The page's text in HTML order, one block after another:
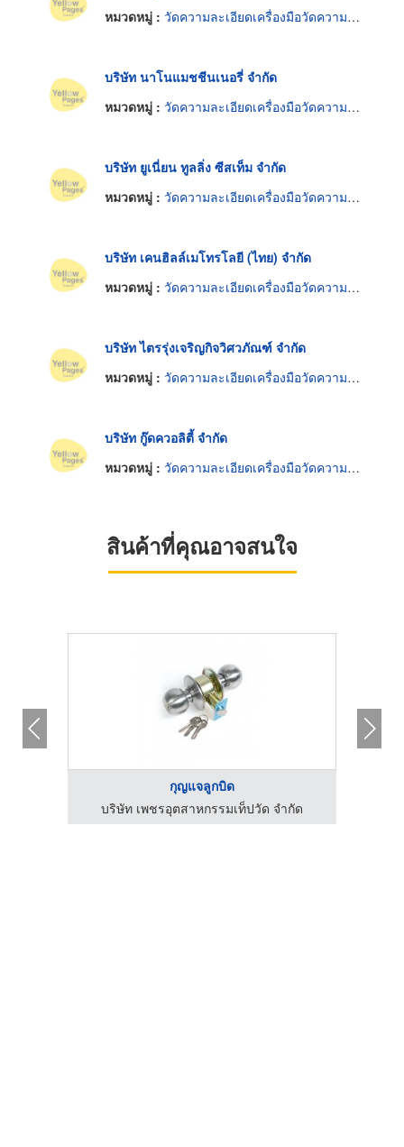
หมวดหมู่ : วัดความละเอียดเครื่องมือวัดความยาว
บริษัท นาโนแมชชีนเนอรี่ จำกัด
หมวดหมู่ : วัดความละเอียดเครื่องมือวัดความยาว
บริษัท ยูเนี่ยน ทูลลิ่ง ซีสเท็ม จำกัด
หมวดหมู่ : วัดความละเอียดเครื่องมือวัดความยาว
บริษัท เคนฮิลล์เมโทรโลยี (ไทย) จำกัด
หมวดหมู่ : วัดความละเอียดเครื่องมือวัดความยาว
บริษัท ไตรรุ่งเจริญกิจวิศวภัณฑ์ จำกัด
หมวดหมู่ : วัดความละเอียดเครื่องมือวัดความยาว
บริษัท กู๊ดควอลิตี้ จำกัด
หมวดหมู่ : วัดความละเอียดเครื่องมือวัดความยาว
สินค้าที่คุณอาจสนใจ
กุญแจลูกบิด
บริษัท เพชรอุตสาหกรรมเท็ปวัด จำกัด